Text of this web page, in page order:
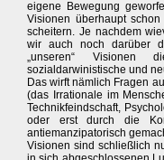
eigene Bewegung
Visionen überhaupt
scheitern. Je nachdem
wir auch noch darüber
„unseren“ Visionen
sozialdarwinistische und
Das wirft nämlich Fragen
(das Irrationale im
Technikfeindschaft,
oder erst durch die
antiemanzipatorisch
Visionen sind schließlich